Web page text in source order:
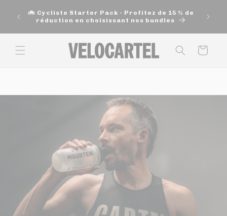
passer
au
🚲 Cycliste Starter Pack - Profitez de 15 % de
réduction en choisissant nos bundles
200$
Panier